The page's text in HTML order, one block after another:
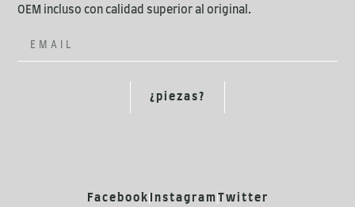
OEM incluso con calidad superior al original.
¿piezas?
Facebook Instagram Twitter